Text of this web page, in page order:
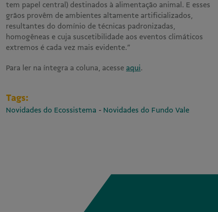
tem papel central) destinados à alimentação animal. E esses
grãos provêm de ambientes altamente artificializados,
resultantes do domínio de técnicas padronizadas,
homogêneas e cuja suscetibilidade aos eventos climáticos
extremos é cada vez mais evidente.”
Para ler na íntegra a coluna, acesse aqui.
Tags:
Novidades do Ecossistema - Novidades do Fundo Vale